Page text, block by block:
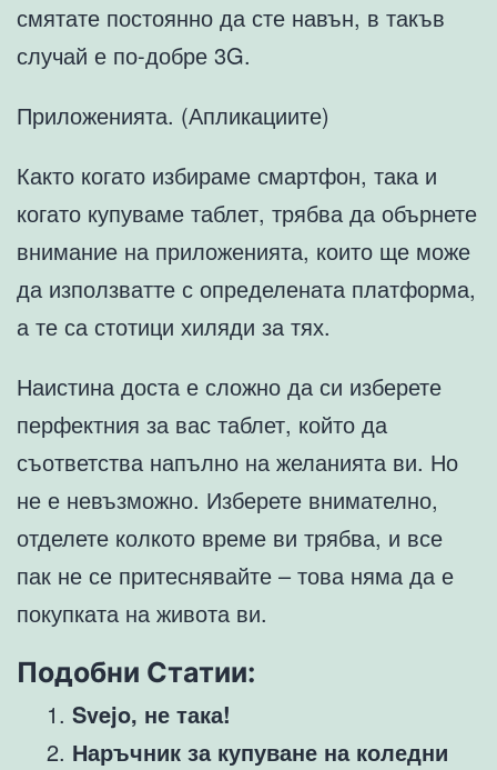
смятате постоянно да сте навън, в такъв
случай е по-добре 3G.
Приложенията. (Апликациите)
Както когато избираме смартфон, така и
когато купуваме таблет, трябва да обърнете
внимание на приложенията, които ще може
да използватте с определената платформа,
а те са стотици хиляди за тях.
Наистина доста е сложно да си изберете
перфектния за вас таблет, който да
съответства напълно на желанията ви. Но
не е невъзможно. Изберете внимателно,
отделете колкото време ви трябва, и все
пак не се притеснявайте – това няма да е
покупката на живота ви.
Подобни Статии:
Svejo, не така!
Наръчник за купуване на коледни